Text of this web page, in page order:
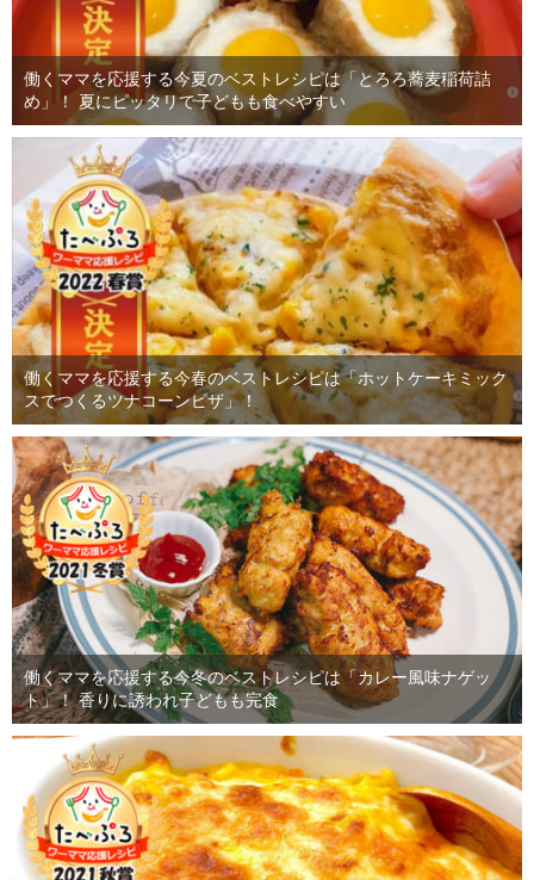
働くママを応援する今夏のベストレシピは「とろろ蕎麦稲荷詰
め」！ 夏にピッタリで子どもも食べやすい
働くママを応援する今春のベストレシピは「ホットケーキミック
スでつくるツナコーンピザ」！
働くママを応援する今冬のベストレシピは「カレー風味ナゲッ
ト」！ 香りに誘われ子どもも完食